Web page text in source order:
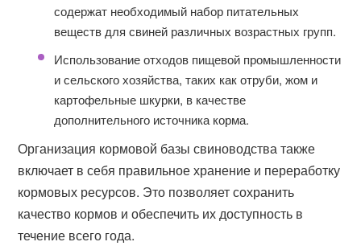
содержат необходимый набор питательных
веществ для свиней различных возрастных групп.
Использование отходов пищевой промышленности
и сельского хозяйства, таких как отруби, жом и
картофельные шкурки, в качестве
дополнительного источника корма.
Организация кормовой базы свиноводства также
включает в себя правильное хранение и переработку
кормовых ресурсов. Это позволяет сохранить
качество кормов и обеспечить их доступность в
течение всего года.